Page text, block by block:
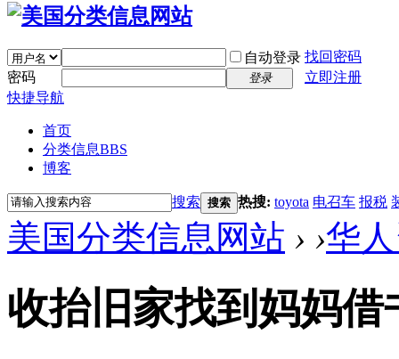
自动登录 找回密码
密码
登录
立即注册
快捷导航
首页
分类信息BBS
博客
搜索 搜索 热搜: toyota 电召车 报税
美国分类信息网站 › ›华
收抬旧家找到妈妈